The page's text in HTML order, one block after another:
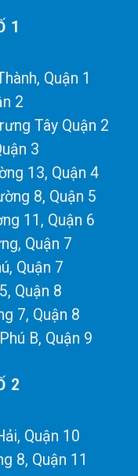
1
Quận 1
2
Tây Quận 2
3
13, Quận 4
8, Quận 5
11, Quận 6
Quận 7
Quận 7
Quận 8
7, Quận 8
B, Quận 9
2
Quận 10
8, Quận 11